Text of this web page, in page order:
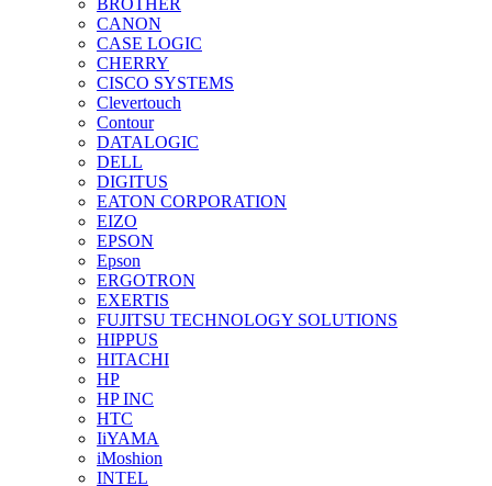
CANON
CASE LOGIC
CHERRY
CISCO SYSTEMS
Clevertouch
Contour
DATALOGIC
DELL
DIGITUS
EATON CORPORATION
EIZO
EPSON
Epson
ERGOTRON
EXERTIS
FUJITSU TECHNOLOGY SOLUTIONS
HIPPUS
HITACHI
HP
HP INC
HTC
IiYAMA
iMoshion
INTEL